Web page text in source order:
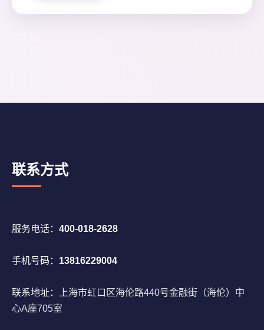
联系方式
服务电话： 400-018-2628
手机号码： 13816229004
联系地址：
上海市虹口区海伦路440号金融街（海伦）中
心A座705室